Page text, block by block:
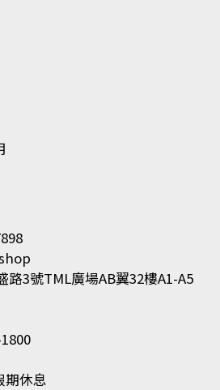
路3號TML廣場AB翼32樓A1-A5
期休息